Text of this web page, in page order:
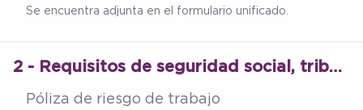
Se encuentra adjunta en el formulario unificado.
2 - Requisitos de seguridad social, tributarios y permisos de operación
Póliza de riesgo de trabajo